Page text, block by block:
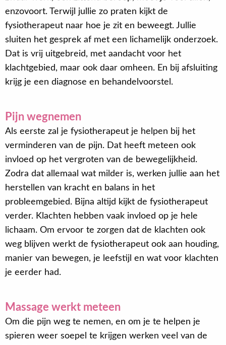
enzovoort. Terwijl jullie zo praten kijkt de
fysiotherapeut naar hoe je zit en beweegt. Jullie
sluiten het gesprek af met een lichamelijk onderzoek.
Dat is vrij uitgebreid, met aandacht voor het
klachtgebied, maar ook daar omheen. En bij afsluiting
krijg je een diagnose en behandelvoorstel.
Pijn wegnemen
Als eerste zal je fysiotherapeut je helpen bij het
verminderen van de pijn. Dat heeft meteen ook
invloed op het vergroten van de bewegelijkheid.
Zodra dat allemaal wat milder is, werken jullie aan het
herstellen van kracht en balans in het
probleemgebied. Bijna altijd kijkt de fysiotherapeut
verder. Klachten hebben vaak invloed op je hele
lichaam. Om ervoor te zorgen dat de klachten ook
weg blijven werkt de fysiotherapeut ook aan houding,
manier van bewegen, je leefstijl en wat voor klachten
je eerder had.
Massage werkt meteen
Om die pijn weg te nemen, en om je te helpen je
spieren weer soepel te krijgen werken veel van de